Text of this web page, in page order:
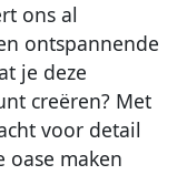
ons al
ontspannende
je deze
creëren? Met
voor detail
oase maken